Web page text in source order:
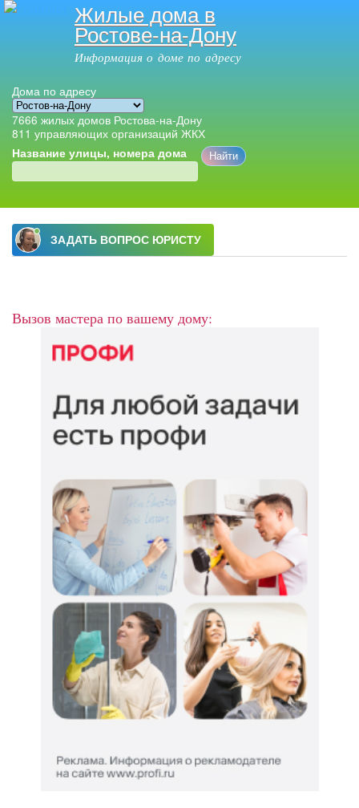
Перейти к
основному
содержанию
Жилые дома в
Ростове-на-Дону
Информация о доме по адресу
Дома по адресу
7666 жилых домов Ростова-на-Дону
811 управляющих организаций ЖКХ
Название улицы, номера дома
Главное меню
Вызов мастера по вашему дому: